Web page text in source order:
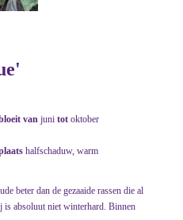
van juni tot oktober
halfschaduw, warm
beter dan de gezaaide rassen die al
is absoluut niet winterhard. Binnen